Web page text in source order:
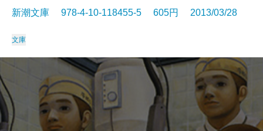
新潮文庫 978-4-10-118455-5 605円 2013/03/28
文庫